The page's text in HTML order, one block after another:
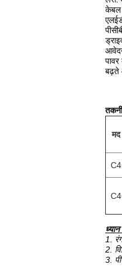
केबल
बढ़ते
1.
2.
3.